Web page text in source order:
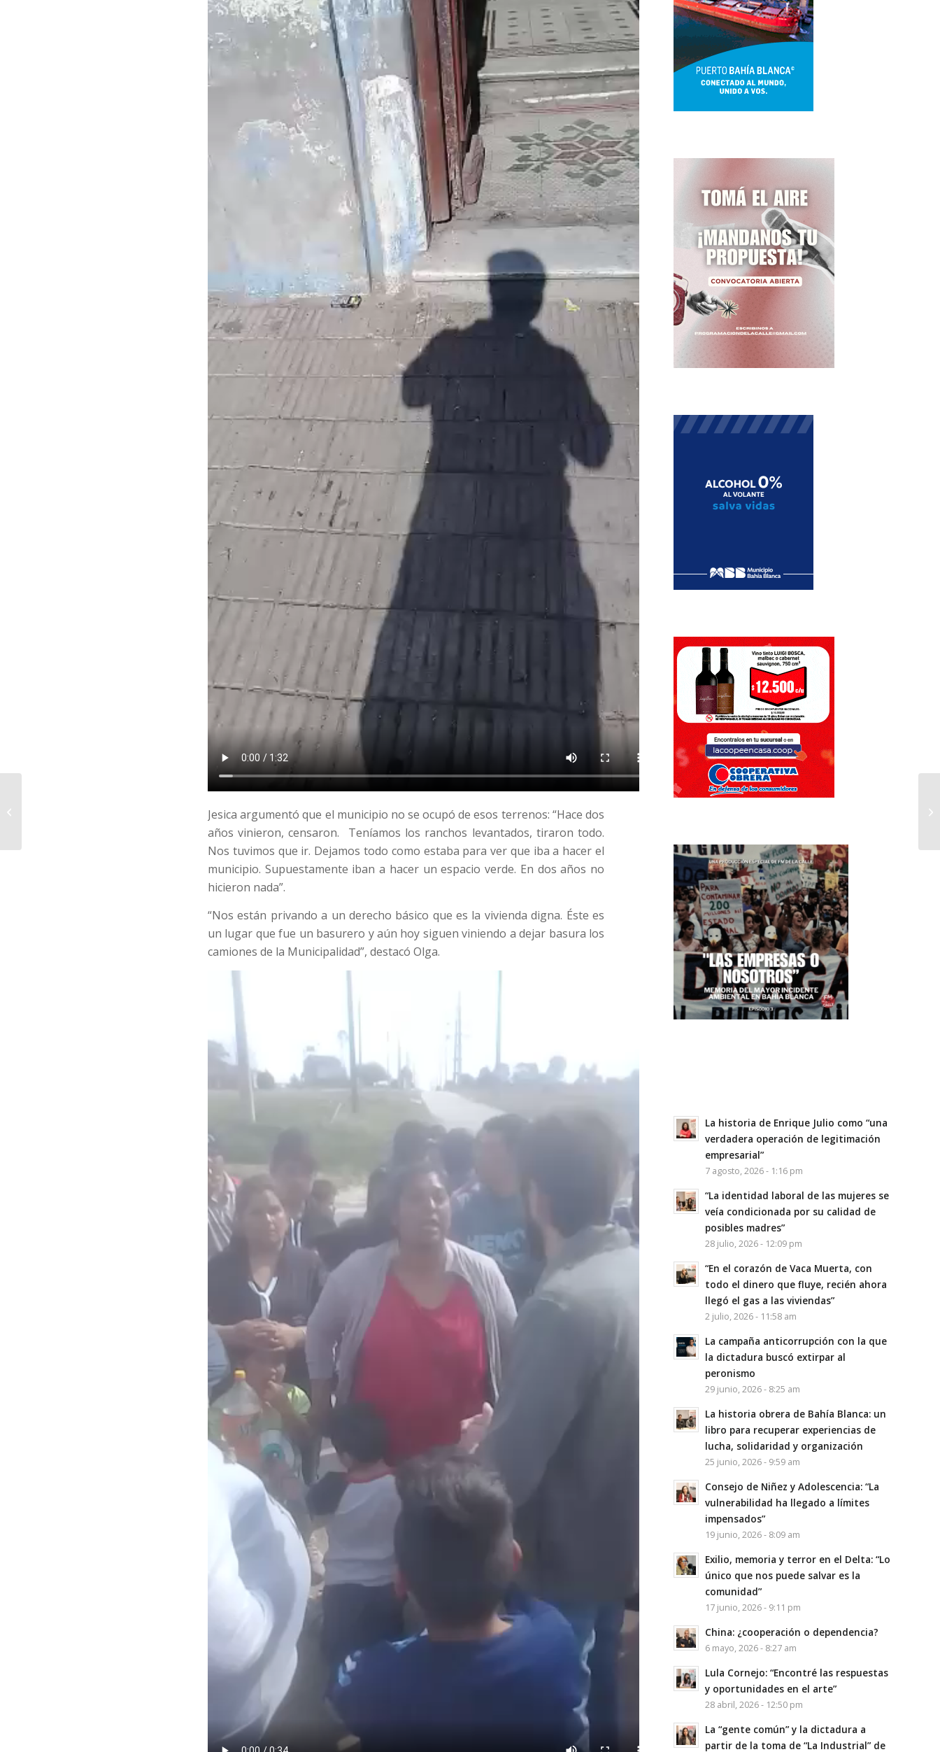
Jesica argumentó que el municipio no se ocupó de esos terrenos: “Hace dos
años vinieron, censaron. Teníamos los ranchos levantados, tiraron todo.
Nos tuvimos que ir. Dejamos todo como estaba para ver que iba a hacer el
municipio. Supuestamente iban a hacer un espacio verde. En dos años no
hicieron nada”.
“Nos están privando a un derecho básico que es la vivienda digna. Éste es
un lugar que fue un basurero y aún hoy siguen viniendo a dejar basura los
camiones de la Municipalidad”, destacó Olga.
La historia de Enrique Julio como “una
verdadera operación de legitimación
empresarial”
7 agosto, 2026 - 1:16 pm
“La identidad laboral de las mujeres se
veía condicionada por su calidad de
posibles madres”
28 julio, 2026 - 12:09 pm
“En el corazón de Vaca Muerta, con
todo el dinero que fluye, recién ahora
llegó el gas a las viviendas”
2 julio, 2026 - 11:58 am
La campaña anticorrupción con la que
la dictadura buscó extirpar al
peronismo
29 junio, 2026 - 8:25 am
La historia obrera de Bahía Blanca: un
libro para recuperar experiencias de
lucha, solidaridad y organización
25 junio, 2026 - 9:59 am
Consejo de Niñez y Adolescencia: “La
vulnerabilidad ha llegado a límites
impensados”
19 junio, 2026 - 8:09 am
Exilio, memoria y terror en el Delta: “Lo
único que nos puede salvar es la
comunidad”
17 junio, 2026 - 9:11 pm
China: ¿cooperación o dependencia?
6 mayo, 2026 - 8:27 am
Lula Cornejo: “Encontré las respuestas
y oportunidades en el arte”
28 abril, 2026 - 12:50 pm
La “gente común” y la dictadura a
partir de la toma de “La Industrial” de